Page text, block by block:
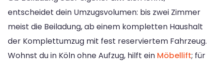
entscheidet dein Umzugsvolumen: bis zwei Zimmer
meist die Beiladung, ab einem kompletten Haushalt
der Komplettumzug mit fest reserviertem Fahrzeug.
Wohnst du in Köln ohne Aufzug, hilft ein Möbellift; für